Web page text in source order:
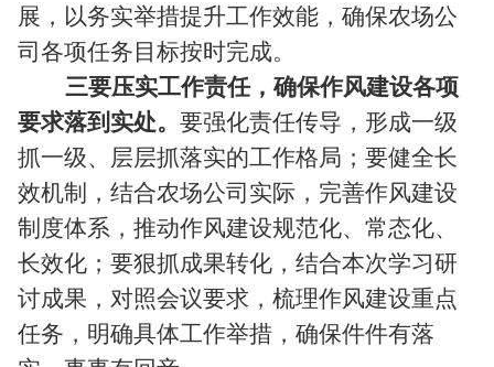
展，以务实举措提升工作效能，确保农场公
司各项任务目标按时完成。
三要压实工作责任，确保作风建设各项
要求落到实处。 要强化责任传导，形成一级
抓一级、层层抓落实的工作格局；要健全长
效机制，结合农场公司实际，完善作风建设
制度体系，推动作风建设规范化、常态化、
长效化；要狠抓成果转化，结合本次学习研
讨成果，对照会议要求，梳理作风建设重点
任务，明确具体工作举措，确保件件有落